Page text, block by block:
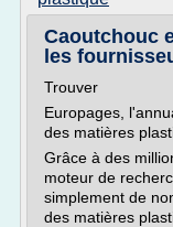
Caoutchouc
les
Trouver
Europages,
des matières
Grâce à des
moteur de
simplement de
des matières